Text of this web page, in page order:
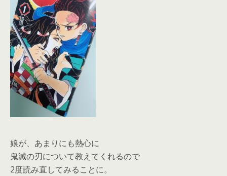
娘が、あまりにも熱心に
鬼滅の刃について教えてくれるので
2度読み直してみることに。